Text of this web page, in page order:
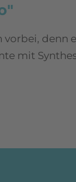
vorbei, denn
mit